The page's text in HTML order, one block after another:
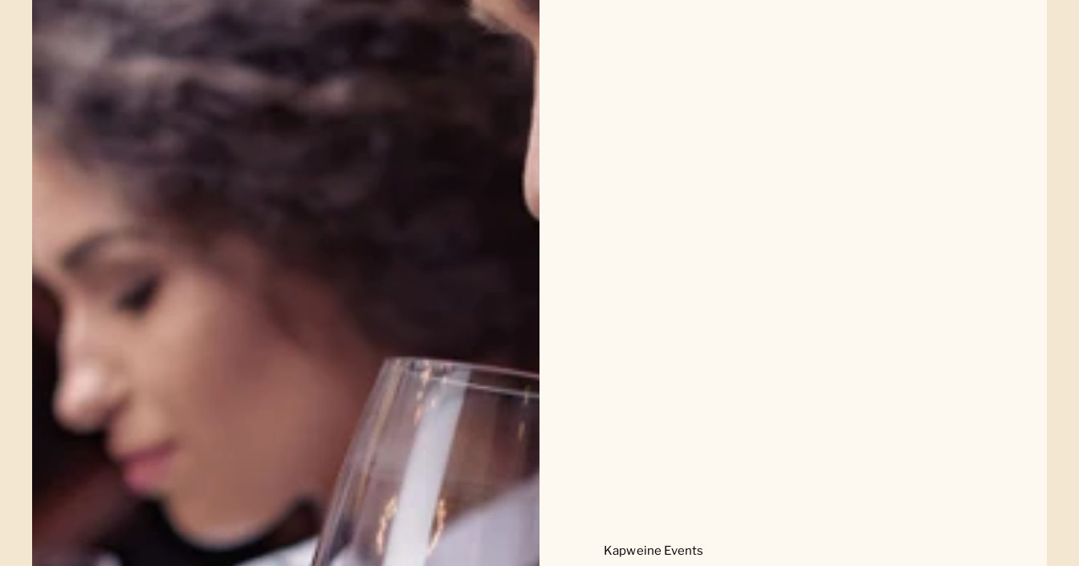
Kapweine Events